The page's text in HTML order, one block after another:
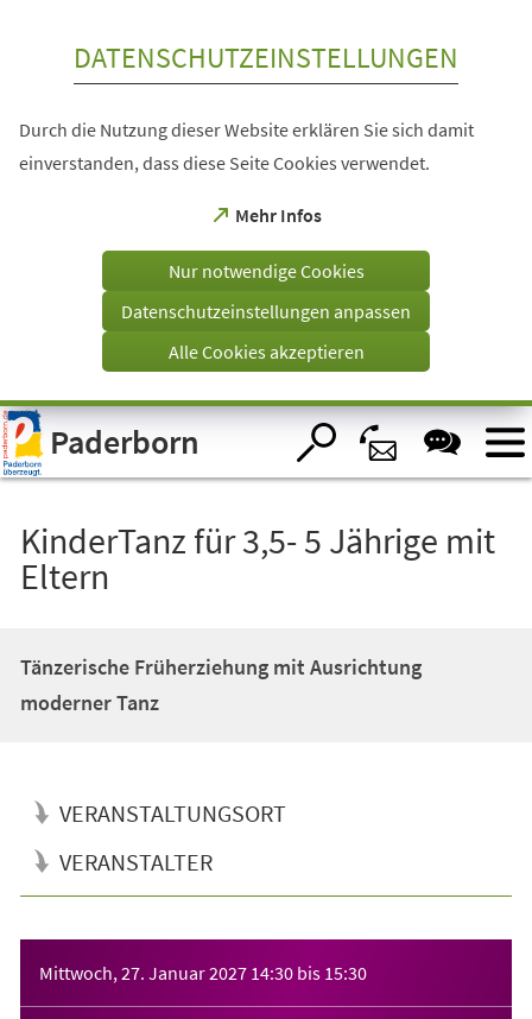
Visuelle
Assistenzsoftware
öffnen.
DATENSCHUTZEINSTELLUNGEN
Durch die Nutzung dieser Website erklären Sie sich damit
einverstanden, dass diese Seite Cookies verwendet.
Mehr Infos
(Öffnet
einem
Tab)
Nur notwendige Cookies
Datenschutzeinstellungen anpassen
Alle Cookies akzeptieren
Paderborn
KinderTanz für 3,5- 5 Jährige mit
Eltern
Tänzerische Früherziehung mit Ausrichtung
moderner Tanz
VERANSTALTUNGSORT
VERANSTALTER
Mittwoch, 27. Januar 2027 14:30 bis 15:30